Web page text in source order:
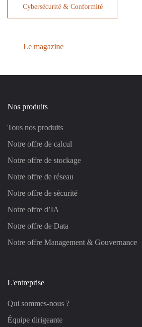
Cybersécurité & Conformité
Le magazine
Nos produits
Tous nos produits
Notre offre de calcul
Notre offre de stockage
Notre offre de réseau
Notre offre de sécurité
Notre offre d’IA
Notre offre de Data
Notre offre Management & Gouvernance
L'entreprise
Qui sommes-nous ?
Équipe dirigeante